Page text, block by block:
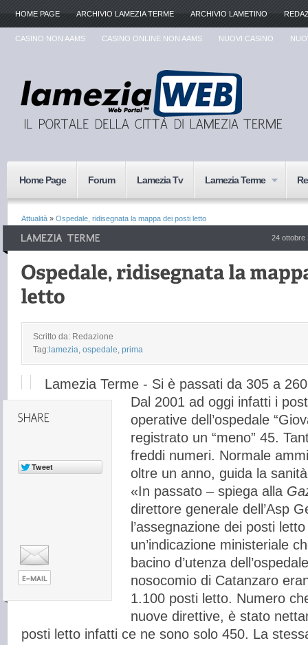
HOME PAGE ARCHIVIO LAMEZIA TERME ARCHIVIO LAMETINO
CASINO NON AAMS CASINO ONLINE NON AAMS NUOVI CASINO
Home Page Forum Lamezia Tv Lamezia Terme
Attualità » Ospedale, ridisegnata la mappa dei posti letto
24 ottobre
Scritto da: Redazione
Tag: lamezia ospedale prima
Lamezia Terme - Si è passati da 305 a
Dal 2001 ad oggi infatti i
operative dell’ospedale
registrato un “meno” 45.
freddi numeri. Normale
oltre un anno, guida la
«In passato – spiega alla
direttore generale dell’Asp
l’assegnazione dei posti
un’indicazione ministeriale
bacino d’utenza
nosocomio di Catanzaro
1.100 posti letto. Numero
nuove direttive, è stato
posti letto infatti ce ne sono solo 450. La